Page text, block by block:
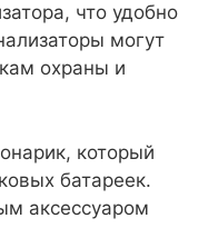
что удобно
могут
охраны и
который
батареек.
аксессуаром